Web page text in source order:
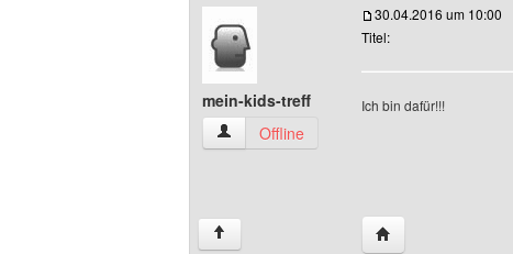
mein-kids-treff
mein-kids-treff Benutzer-Profile anzeigen
Offline
30.04.2016 um 10:00
Titel:
Ich bin dafür!!!
↑ Website dieses